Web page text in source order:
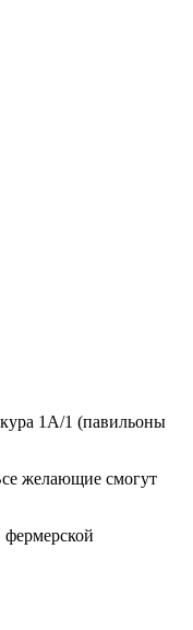
1А/1 (павильоны
желающие смогут